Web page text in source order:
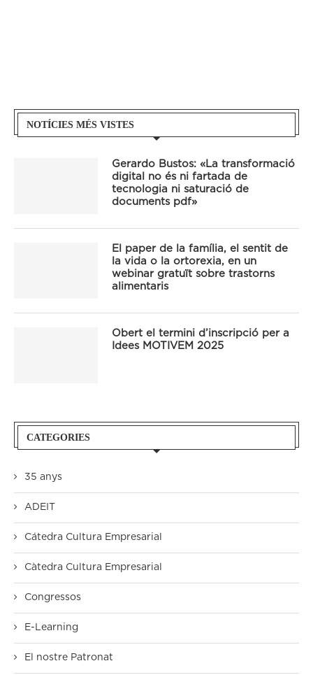
NOTÍCIES MÉS VISTES
Gerardo Bustos: «La transformació
digital no és ni fartada de
tecnologia ni saturació de
documents pdf»
El paper de la família, el sentit de
la vida o la ortorexia, en un
webinar gratuït sobre trastorns
alimentaris
Obert el termini d’inscripció per a
Idees MOTIVEM 2025
CATEGORIES
35 anys
ADEIT
Cátedra Cultura Empresarial
Càtedra Cultura Empresarial
Congressos
E-Learning
El nostre Patronat